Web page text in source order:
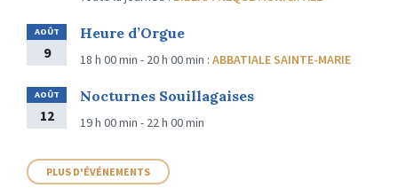
AOÛT
9
Heure d’Orgue
18 h 00 min - 20 h 00 min : ABBATIALE SAINTE-MARIE
AOÛT
12
Nocturnes Souillagaises
19 h 00 min - 22 h 00 min
PLUS D'ÉVÉNEMENTS